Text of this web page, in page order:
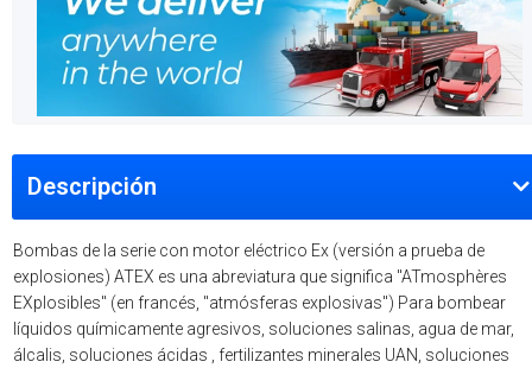
Descripción
Bombas de la serie con motor eléctrico Ex (versión a prueba de
explosiones) ATEX es una abreviatura que significa "ATmosphères
EXplosibles" (en francés, "atmósferas explosivas") Para bombear
líquidos químicamente agresivos, soluciones salinas, agua de mar,
álcalis, soluciones ácidas , fertilizantes minerales UAN, soluciones